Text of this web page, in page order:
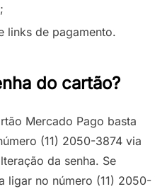
links de pagamento.
do cartão?
Mercado Pago basta
(11) 2050-3874 via
da senha. Se
ligar no número (11) 2050-